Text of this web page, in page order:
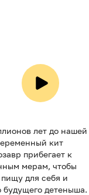
лет до нашей
кит
прибегает к
мерам, чтобы
для себя и
будущего детеныша.